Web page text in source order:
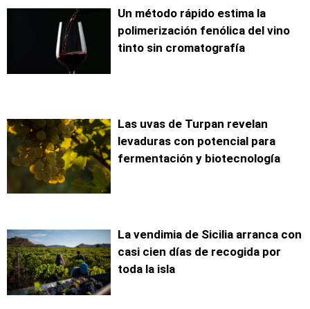
Un método rápido estima la
polimerización fenólica del vino
tinto sin cromatografía
Las uvas de Turpan revelan
levaduras con potencial para
fermentación y biotecnología
La vendimia de Sicilia arranca con
casi cien días de recogida por
toda la isla